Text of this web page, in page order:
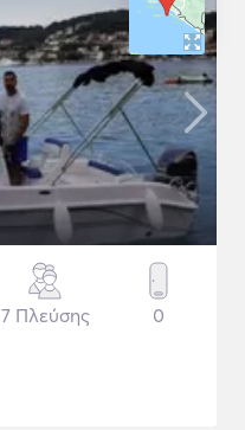
7 Πλεύσης 0